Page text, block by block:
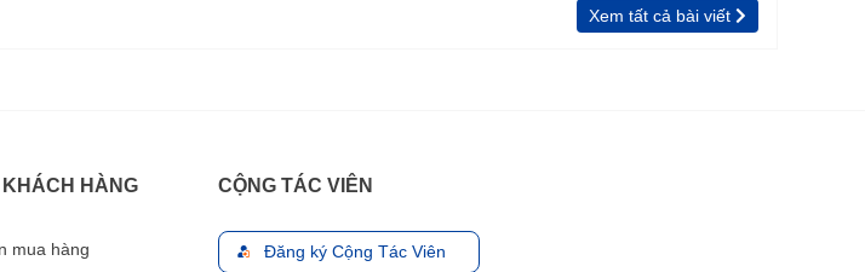
Xem tất cả bài viết
KHÁCH HÀNG
mua hàng
CỘNG TÁC VIÊN
Đăng ký Cộng Tác Viên